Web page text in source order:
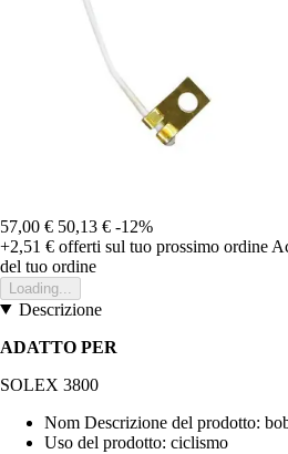
57,00 € 50,13 € -12%
+2,51 € offerti sul tuo prossimo ordine
del tuo ordine
Loading...
Descrizione
ADATTO PER
SOLEX 3800
Nom Descrizione del prodotto:
Uso del prodotto: ciclismo